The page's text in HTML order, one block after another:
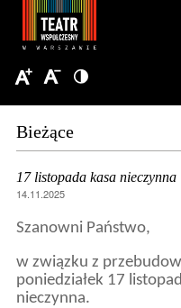
Bieżące
17 listopada kasa nieczynna
14.11.2025
Szanowni Państwo,
w związku z
poniedziałek 17
nieczynna.